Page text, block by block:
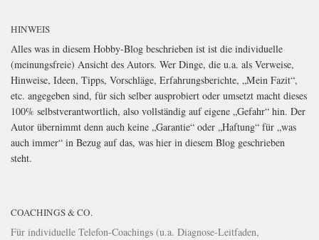
HINWEIS
Alles was in diesem Hobby-Blog beschrieben ist ist die individuelle
(meinungsfreie) Ansicht des Autors. Wer Dinge, die u.a. als Verweise,
Hinweise, Ideen, Tipps, Vorschläge, Erfahrungsberichte, „Mein Fazit“,
etc. angegeben sind, für sich selber ausprobiert oder umsetzt macht dieses
100% selbstverantwortlich, also vollständig auf eigene „Gefahr“ hin. Der
Autor übernimmt denn auch keine „Garantie“ oder „Haftung“ für „was
auch immer“ in Bezug auf das, was hier in diesem Blog geschrieben
steht.
COACHINGS & CO.
Für individuelle Telefon-Coachings (u.a. Diagnose-Leitfaden,